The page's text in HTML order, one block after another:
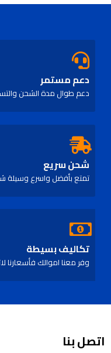
دعم مستمر
دعم طوال مدة الشحن
شحن سريع
تمتع بأفضل واسرع
تكاليف بسيطة
وفر معنا اموالك فأسعارنا
اتصل بنا